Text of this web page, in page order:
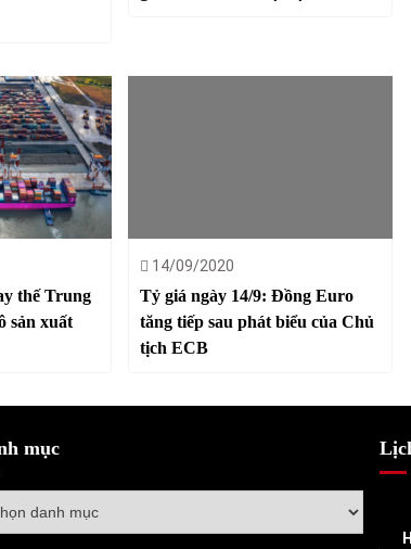
thế Trung
sản xuất
14/09/2020
Tỷ giá ngày 14/9: Đồng Euro
tăng tiếp sau phát biểu của Chủ
tịch ECB
mục